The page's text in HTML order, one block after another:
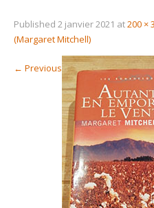
Published 2 janvier 2021 at200 ×
(Margaret Mitchell)
← Previous